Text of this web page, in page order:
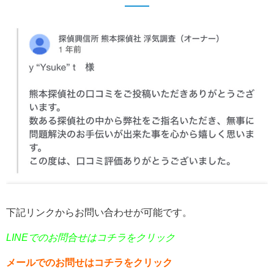
下記リンクからお問い合わせが可能です。
LINEでのお問合せはコチラをクリック
メールでのお問せはコチラをクリック